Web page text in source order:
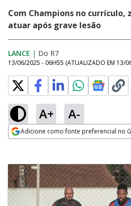
Com Champions no currículo,
atuar após grave lesão
LANCE | Do R7
13/06/2025 - 06H55 (ATUALIZADO EM 13/
A+ A-
Adicione como fonte preferencial no